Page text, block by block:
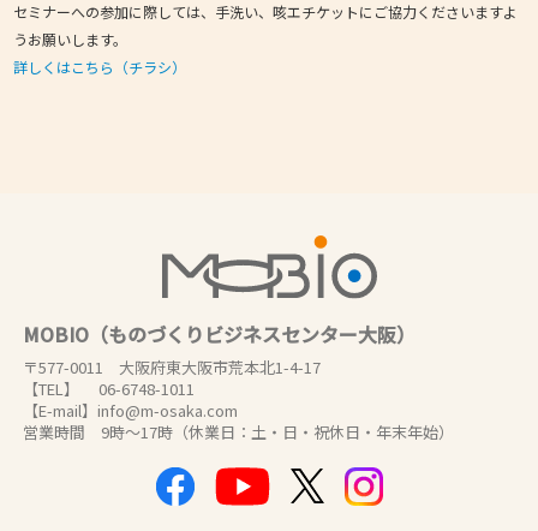
セミナーへの参加に際しては、手洗い、咳エチケットにご協力くださいますよ
うお願いします。
詳しくはこちら（チラシ）
MOBIO（ものづくりビジネスセンター大阪）
〒577-0011 大阪府東大阪市荒本北1-4-17
【TEL】 06-6748-1011
【E-mail】info@m-osaka.com
営業時間 9時～17時（休業日：土・日・祝休日・年末年始）